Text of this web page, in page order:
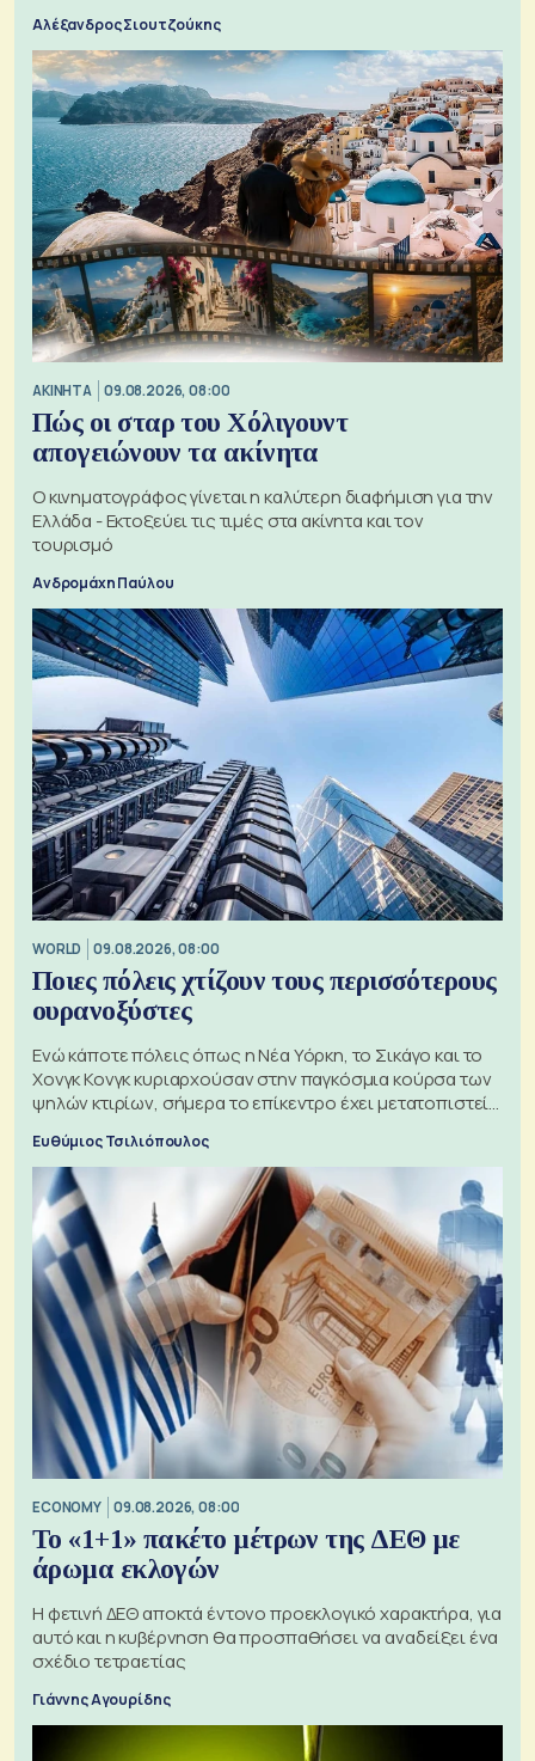
Αλέξανδρος Σιουτζούκης
ΑΚΙΝΗΤΑ 09.08.2026, 08:00
Πώς οι σταρ του Χόλιγουντ
απογειώνουν τα ακίνητα
Ο κινηματογράφος γίνεται η καλύτερη διαφήμιση για την
Ελλάδα - Εκτοξεύει τις τιμές στα ακίνητα και τον
τουρισμό
Ανδρομάχη Παύλου
WORLD 09.08.2026, 08:00
Ποιες πόλεις χτίζουν τους περισσότερους
ουρανοξύστες
Ενώ κάποτε πόλεις όπως η Νέα Υόρκη, το Σικάγο και το
Χονγκ Κονγκ κυριαρχούσαν στην παγκόσμια κούρσα των
ψηλών κτιρίων, σήμερα το επίκεντρο έχει μετατοπιστεί
Ευθύμιος Τσιλιόπουλος
ECONOMY 09.08.2026, 08:00
Το «1+1» πακέτο μέτρων της ΔΕΘ με
άρωμα εκλογών
Η φετινή ΔΕΘ αποκτά έντονο προεκλογικό χαρακτήρα, για
αυτό και η κυβέρνηση θα προσπαθήσει να αναδείξει ένα
σχέδιο τετραετίας
Γιάννης Αγουρίδης